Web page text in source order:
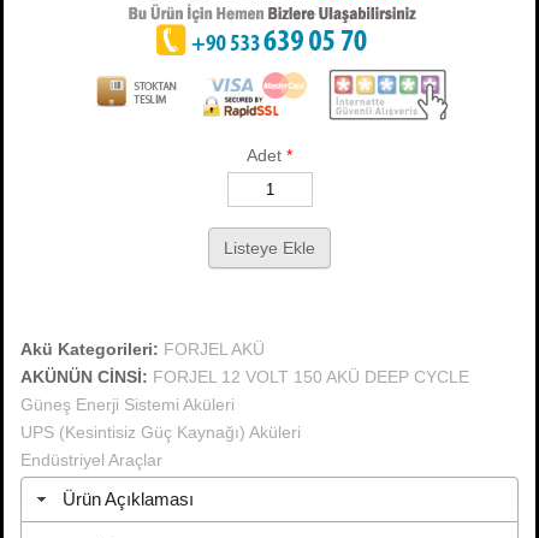
Adet *
Akü Kategorileri: FORJEL AKÜ
AKÜNÜN CİNSİ: FORJEL 12 VOLT 150 AKÜ DEEP CYCLE
Güneş Enerji Sistemi Aküleri
UPS (Kesintisiz Güç Kaynağı) Aküleri
Endüstriyel Araçlar
Ürün Açıklaması